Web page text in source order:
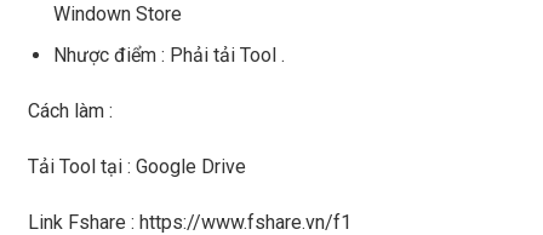
Windown Store
Nhược điểm : Phải tải Tool .
Cách làm :
Tải Tool tại : Google Drive
Link Fshare : https://www.fshare.vn/f1